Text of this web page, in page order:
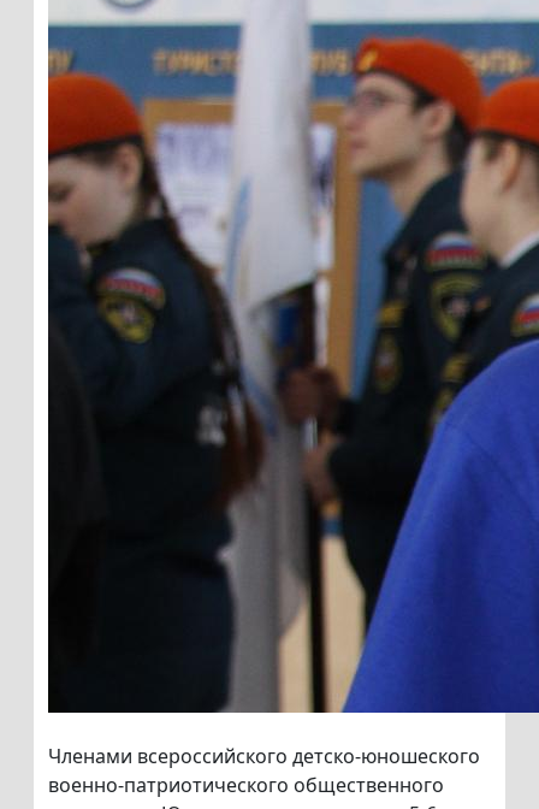
Членами всероссийского детско-юношеского
военно-патриотического общественного